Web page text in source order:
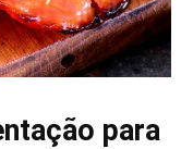
para